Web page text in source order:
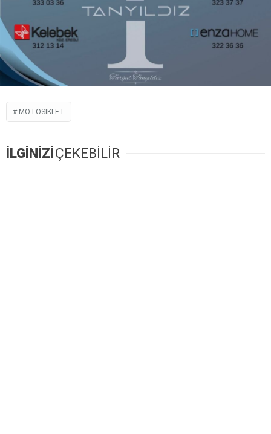
MOTOSIKLET
İLGİNİZİÇEKEBİLİR